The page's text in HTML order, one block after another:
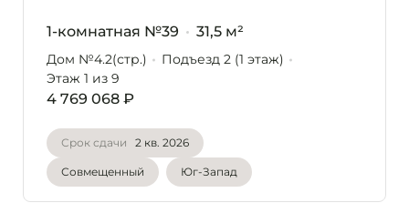
1-комнатная №39 31,5 м²
Дом №4.2(стр.)
Подъезд 2 (1 этаж)
Этаж 1 из 9
4 769 068 ₽
Срок сдачи 2 кв. 2026
Совмещенный Юг-Запад